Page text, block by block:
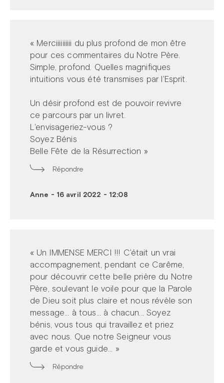
« Merciiiiiiiiii du plus profond de mon être
pour ces commentaires du Notre Père.
Simple, profond. Quelles magnifiques
intuitions vous été transmises par l'Esprit.
Un désir profond est de pouvoir revivre
ce parcours par un livret.
L'envisageriez-vous ?
Soyez Bénis
Belle Fête de la Résurrection »
Répondre
Anne - 16 avril 2022 - 12:08
« Un IMMENSE MERCI !!! C'était un vrai
accompagnement, pendant ce Carême,
pour découvrir cette belle prière du Notre
Père, soulevant le voile pour que la Parole
de Dieu soit plus claire et nous révèle son
message... à tous... à chacun... Soyez
bénis, vous tous qui travaillez et priez
avec nous. Que notre Seigneur vous
garde et vous guide... »
Répondre